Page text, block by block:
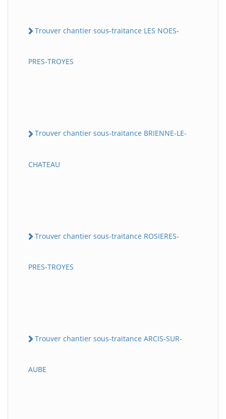
Trouver chantier sous-traitance LES NOES-
PRES-TROYES
Trouver chantier sous-traitance BRIENNE-LE-
CHATEAU
Trouver chantier sous-traitance ROSIERES-
PRES-TROYES
Trouver chantier sous-traitance ARCIS-SUR-
AUBE